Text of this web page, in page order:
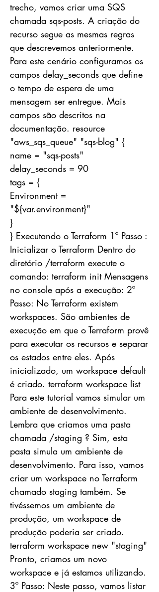
trecho, vamos criar uma SQS
chamada sqs-posts. A criação do
recurso segue as mesmas regras
que descrevemos anteriormente.
Para este cenário configuramos os
campos delay_seconds que define
o tempo de espera de uma
mensagem ser entregue. Mais
campos são descritos na
documentação. resource
"aws_sqs_queue" "sqs-blog" {
name = "sqs-posts"
delay_seconds = 90
tags = {
Environment =
"${var.environment}"
}
} Executando o Terraform 1º Passo :
Inicializar o Terraform Dentro do
diretório /terraform execute o
comando: terraform init Mensagens
no console após a execução: 2º
Passo: No Terraform existem
workspaces. São ambientes de
execução em que o Terraform provê
para executar os recursos e separar
os estados entre eles. Após
inicializado, um workspace default
é criado. terraform workspace list
Para este tutorial vamos simular um
ambiente de desenvolvimento.
Lembra que criamos uma pasta
chamada /staging ? Sim, esta
pasta simula um ambiente de
desenvolvimento. Para isso, vamos
criar um workspace no Terraform
chamado staging também. Se
tivéssemos um ambiente de
produção, um workspace de
produção poderia ser criado.
terraform workspace new "staging"
Pronto, criamos um novo
workspace e já estamos utilizando.
3º Passo: Neste passo, vamos listar